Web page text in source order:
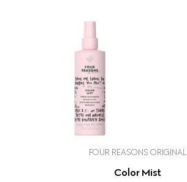
FOUR REASONS ORIGINAL
Color Mist